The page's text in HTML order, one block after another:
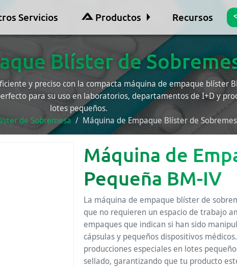
Servicios Productos Recursos
Blíster de
y preciso con la compacta máquina de empaque blíster
para su uso en laboratorios, departamentos de I+D y
lotes pequeños.
de Sobremesa Máquina de Empaque Blíster de
Máquina de
Pequeña BM-IV
La máquina de empaque blíster de
que no requieren un espacio de trabajo
empaques que indican si han sido
cápsulas y pequeños dispositivos
producciones especiales en lotes
sellado, garantizando que tu producto